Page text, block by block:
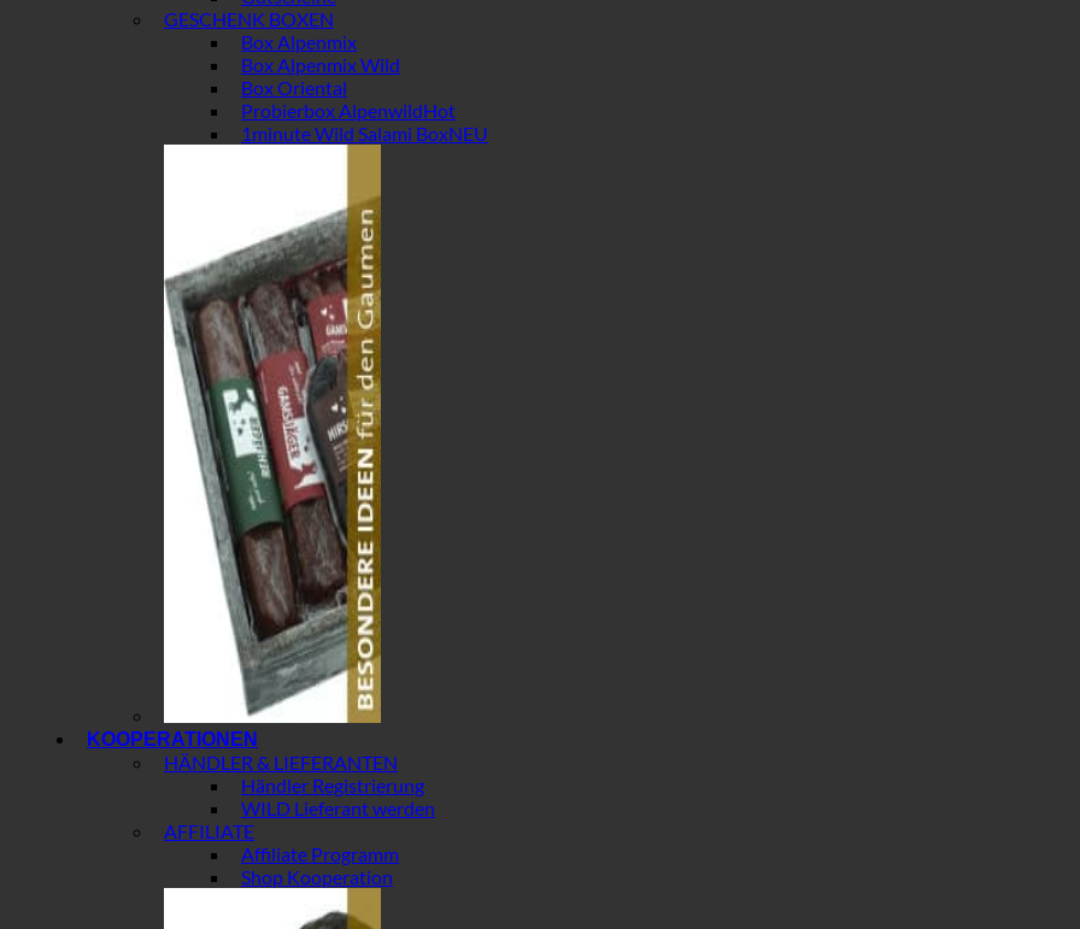
GESCHENK BOXEN
Box Alpenmix
Box Alpenmix Wild
Box Oriental
Probierbox Alpenwild
1minute Wild Salami Box
KOOPERATIONEN
HÄNDLER & LIEFERANTEN
Händler Registrierung
WILD Lieferant werden
AFFILIATE
Affiliate Programm
Shop Kooperation